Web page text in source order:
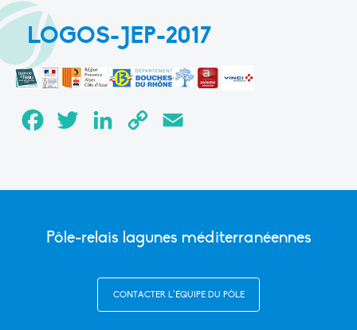
LOGOS-JEP-2017
FacebookTwitter LinkedInCopy
Pôle-relais lagunes méditerranéennes
CONTACTER L’ÉQUIPE DU PÔLE